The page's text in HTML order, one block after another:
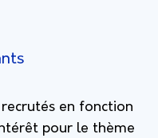
en fonction
pour le thème